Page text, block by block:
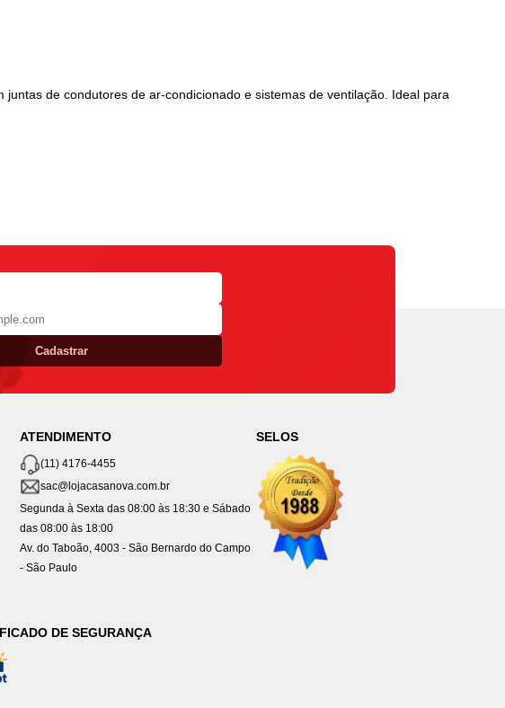
de condutores de ar-condicionado e sistemas de ventilação. Ideal para
Cadastrar
ATENDIMENTO
(11) 4176-4455
sac@lojacasanova.com.br
Segunda à Sexta das 08:00 às 18:30 e Sábado
das 08:00 às 18:00
Av. do Taboão, 4003 - São Bernardo do Campo
- São Paulo
SELOS
DE SEGURANÇA